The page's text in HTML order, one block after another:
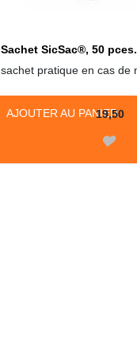
Sachet SicSac®, 50 pces.
sachet pratique en cas de
AJOUTER AU PANIER
19,50